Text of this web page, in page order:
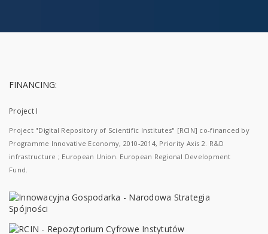
FINANCING:
Project I
Project "Digital Repository of Scientific Institutes" [RCIN] co-financed by
Programme Innovative Economy, 2010-2014, Priority Axis 2. R&D
infrastructure ; European Union. European Regional Development
Fund.